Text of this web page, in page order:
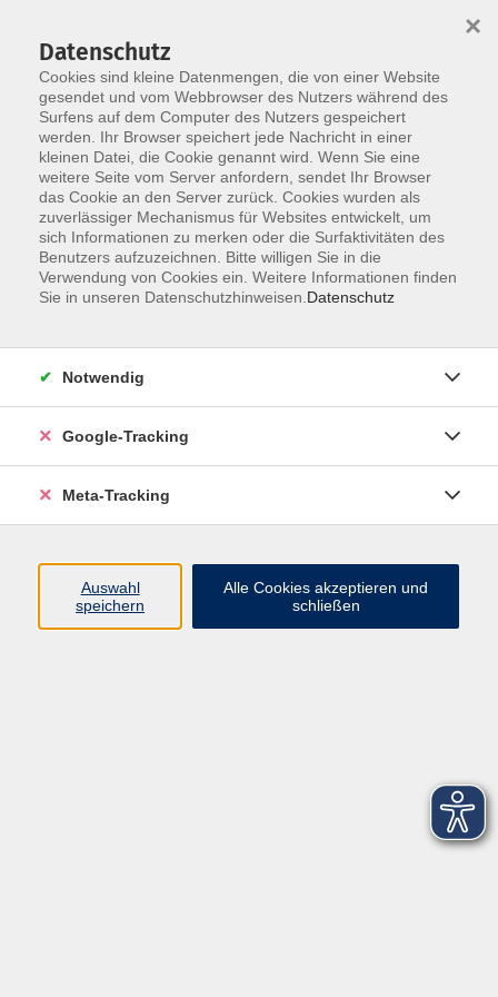
Skip to main content
Der Kurs konnte nicht gefunden werden.
Über uns
Datenschutz
Cookies sind kleine Datenmengen, die von einer Website
gesendet und vom Webbrowser des Nutzers während des
Surfens auf dem Computer des Nutzers gespeichert
werden. Ihr Browser speichert jede Nachricht in einer
kleinen Datei, die Cookie genannt wird. Wenn Sie eine
weitere Seite vom Server anfordern, sendet Ihr Browser
das Cookie an den Server zurück. Cookies wurden als
zuverlässiger Mechanismus für Websites entwickelt, um
sich Informationen zu merken oder die Surfaktivitäten des
Benutzers aufzuzeichnen. Bitte willigen Sie in die
Verwendung von Cookies ein. Weitere Informationen finden
Sie in unseren Datenschutzhinweisen. Datenschutz
×
Notwendig
Google-Tracking
Meta-Tracking
Auswahl
speichern
Alle Cookies akzeptieren und
schließen